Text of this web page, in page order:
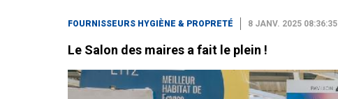
FOURNISSEURS HYGIÈNE & PROPRETÉ 8 JANV. 2025 08:36:35
Le Salon des maires a fait le plein !